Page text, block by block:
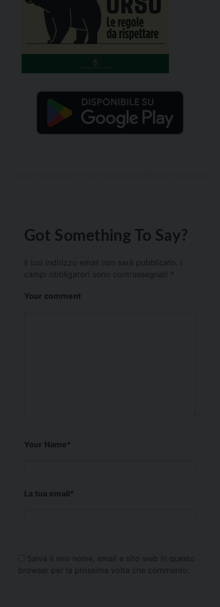
Got Something To Say?
Il tuo indirizzo email non sarà pubblicato.
campi obbligatori sono contrassegnati *
Your comment
Your Name*
La tua email*
Salva il mio nome, email e sito web in questo
browser per la prossima volta che commento.